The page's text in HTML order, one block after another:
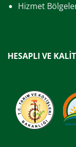
Hizmet
HESAPLI VE